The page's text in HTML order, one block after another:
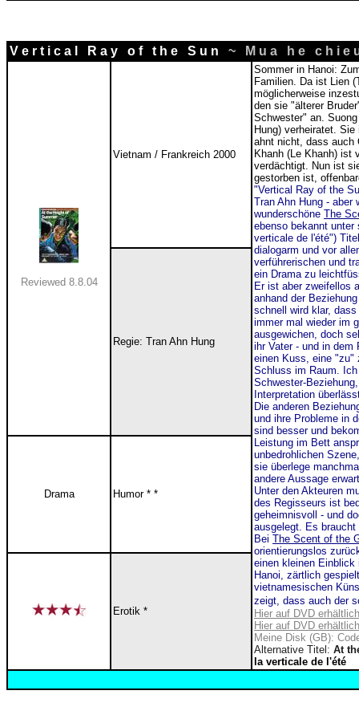
V e r t i c a l R a y o f t h e S u n ~ M u a h e c h i e
Reviewed 8.8.04
Vietnam / Frankreich 2000
Sommer in Hanoi:
Familien. Da ist Lien (
möglicherweise
den sie "älterer
Schwester" an.
Hung) verheiratet.
ahnt nicht, dass auch
Khanh (Le Khanh) ist
verdächtigt. Nun ist
gestorben ist,
"Vertical Ray of the
Tran Ahn Hung - aber
wunderschöne The
ebenso bekannt
verticale de l'été")
dialogarm und vor
verführerischen und
ein Drama zu
Er ist aber zweifellos
anhand der
schnell wird klar,
immer mal wieder im
ausgewichen, doch
ihr Vater - und in dem
einen Kuss, eine "zu"
Schluss im Raum.
Schwester-
Interpretation
Die anderen
und ihre Probleme in
sind besser und
Leistung im Bett
unbedrohlichen
sie überlege
andere Aussage
Unter den Akteuren
des Regisseurs ist
geheimnisvoll - und
ausgelegt. Es
Bei The Scent of the
orientierungslos
einen kleinen
Hanoi, zärtlich
vietnamesischen
zeigt, dass auch der
Hier auf DVD erhältlich
Hier auf DVD erhältlich
Meine Disk (GB):
Alternative Titel: At
la verticale de l'été
Regie: Tran Ahn Hung
Drama Humor * *
Erotik *